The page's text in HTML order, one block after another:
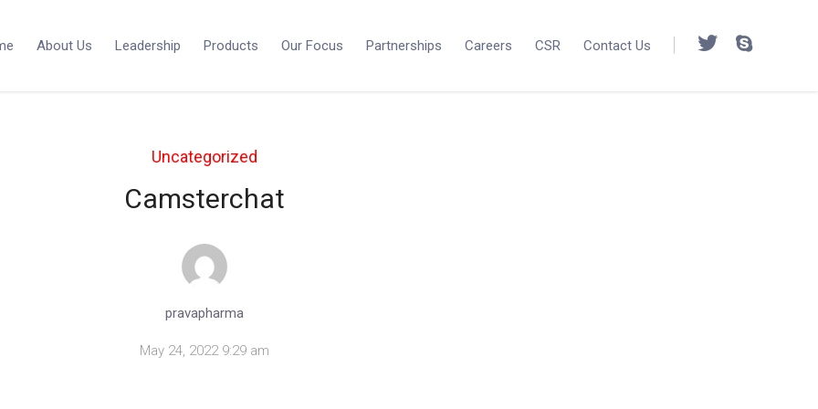
About Us Leadership Products Our Focus Partnerships Careers CSR Contact Us
Uncategorized
Camsterchat
pravapharma
May 24, 2022 9:29 am